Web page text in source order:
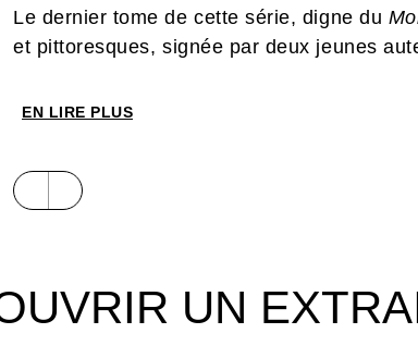
Le dernier tome de cette série, digne du
et pittoresques, signée par deux jeunes
EN LIRE PLUS
UN